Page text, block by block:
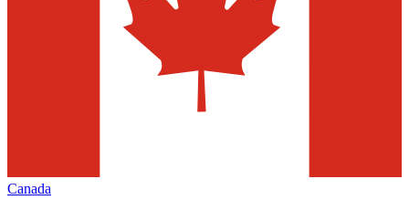
Canada